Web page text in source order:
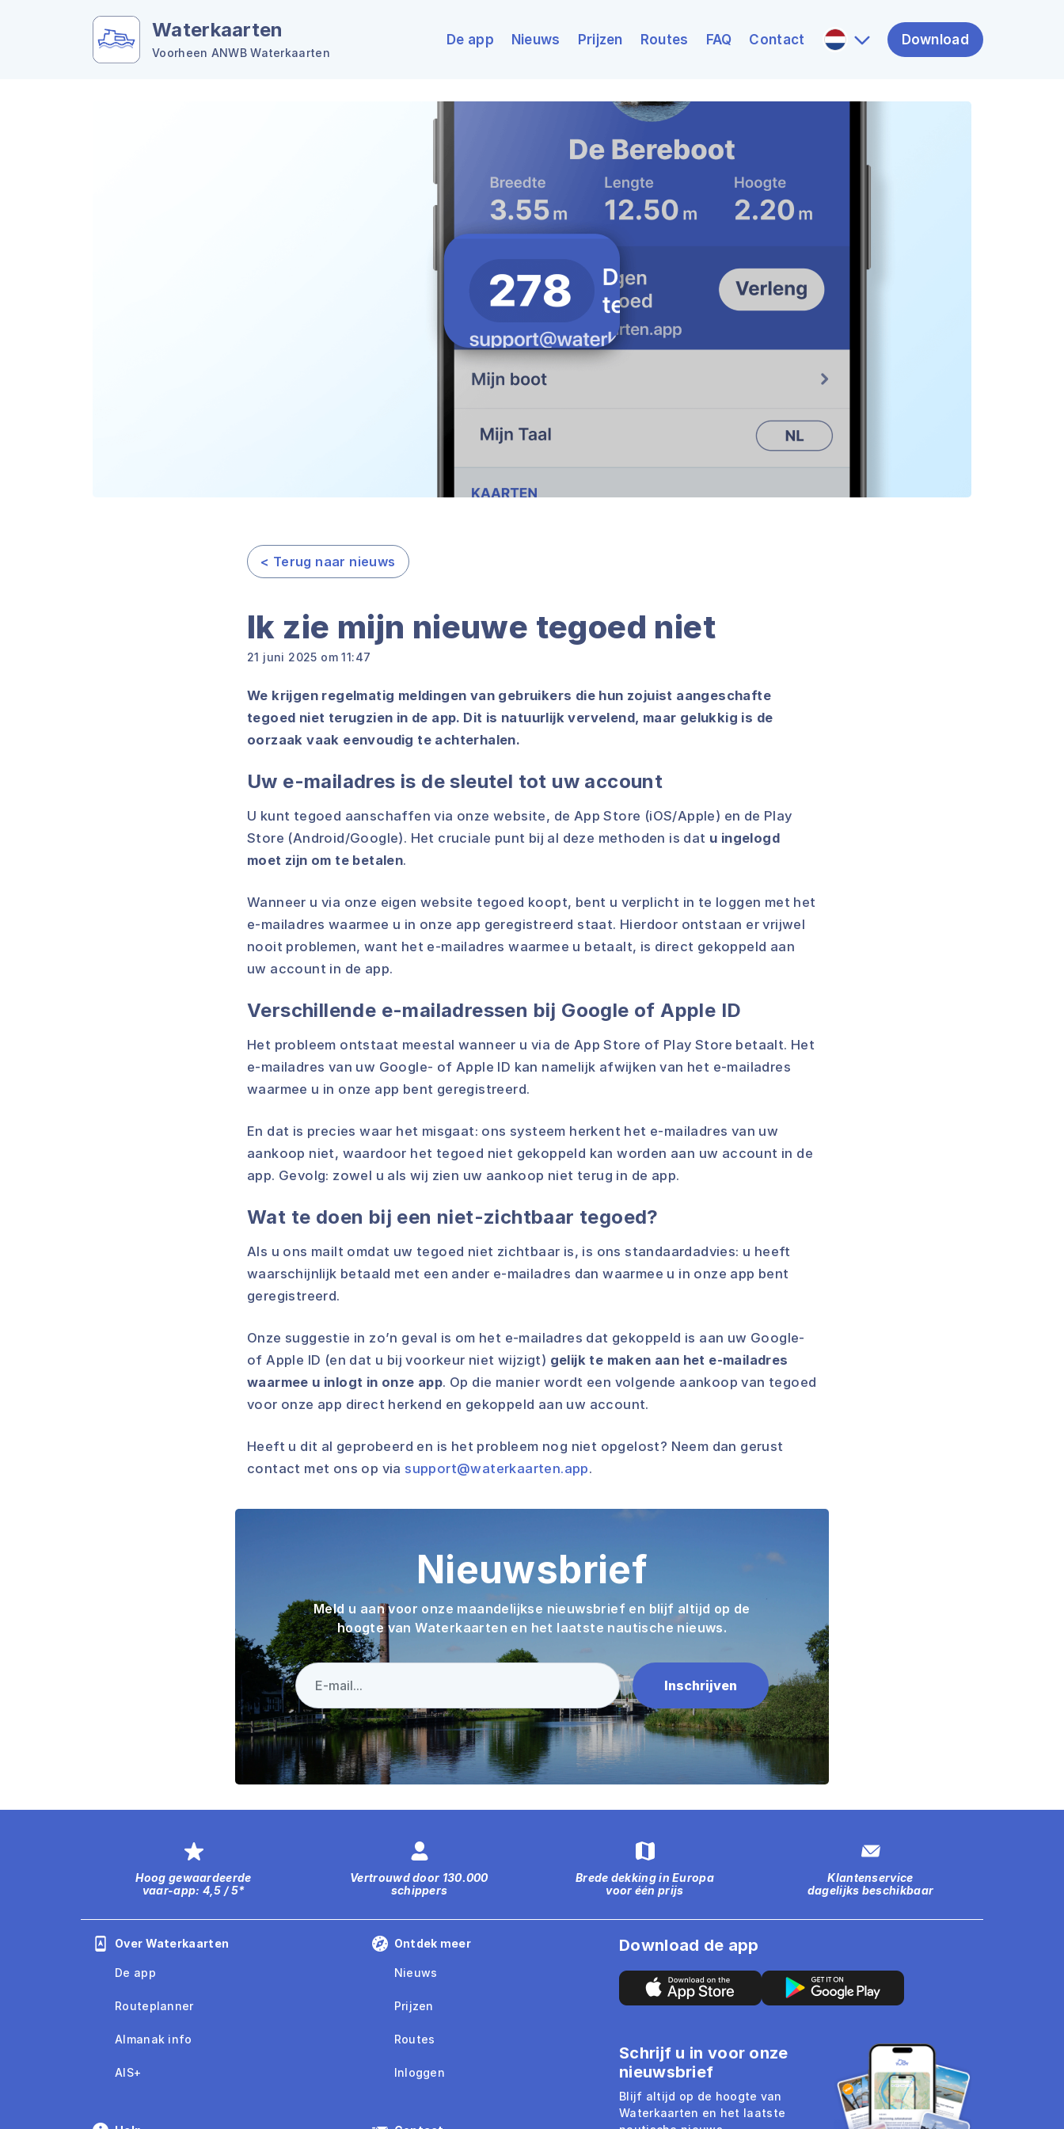
Waterkaarten
Voorheen ANWB Waterkaarten
De app Nieuws Prijzen Routes FAQ Contact Download
< Terug naar nieuws
Ik zie mijn nieuwe tegoed niet
21 juni 2025 om 11:47
We krijgen regelmatig meldingen van gebruikers die hun zojuist aangeschafte
tegoed niet terugzien in de app. Dit is natuurlijk vervelend, maar gelukkig is de
oorzaak vaak eenvoudig te achterhalen.
Uw e-mailadres is de sleutel tot uw account
U kunt tegoed aanschaffen via onze website, de App Store (iOS/Apple) en de Play
Store (Android/Google). Het cruciale punt bij al deze methoden is dat u ingelogd
moet zijn om te betalen.
Wanneer u via onze eigen website tegoed koopt, bent u verplicht in te loggen met het
e-mailadres waarmee u in onze app geregistreerd staat. Hierdoor ontstaan er vrijwel
nooit problemen, want het e-mailadres waarmee u betaalt, is direct gekoppeld aan
uw account in de app.
Verschillende e-mailadressen bij Google of Apple ID
Het probleem ontstaat meestal wanneer u via de App Store of Play Store betaalt. Het
e-mailadres van uw Google- of Apple ID kan namelijk afwijken van het e-mailadres
waarmee u in onze app bent geregistreerd.
En dat is precies waar het misgaat: ons systeem herkent het e-mailadres van uw
aankoop niet, waardoor het tegoed niet gekoppeld kan worden aan uw account in de
app. Gevolg: zowel u als wij zien uw aankoop niet terug in de app.
Wat te doen bij een niet-zichtbaar tegoed?
Als u ons mailt omdat uw tegoed niet zichtbaar is, is ons standaardadvies: u heeft
waarschijnlijk betaald met een ander e-mailadres dan waarmee u in onze app bent
geregistreerd.
Onze suggestie in zo’n geval is om het e-mailadres dat gekoppeld is aan uw Google-
of Apple ID (en dat u bij voorkeur niet wijzigt) gelijk te maken aan het e-mailadres
waarmee u inlogt in onze app. Op die manier wordt een volgende aankoop van tegoed
voor onze app direct herkend en gekoppeld aan uw account.
Heeft u dit al geprobeerd en is het probleem nog niet opgelost? Neem dan gerust
contact met ons op via support@waterkaarten.app.
Nieuwsbrief
Meld u aan voor onze maandelijkse nieuwsbrief en blijf altijd op de
hoogte van Waterkaarten en het laatste nautische nieuws.
Hoog gewaardeerde
vaar-app: 4,5 / 5*
Vertrouwd door 130.000
schippers
Brede dekking in Europa
voor één prijs
Klantenservice
dagelijks beschikbaar
Over Waterkaarten
De app
Routeplanner
Almanak info
AIS+
Ontdek meer
Nieuws
Prijzen
Routes
Inloggen
Download de app
Schrijf u in voor onze
nieuwsbrief
Blijf altijd op de hoogte van
Waterkaarten en het laatste